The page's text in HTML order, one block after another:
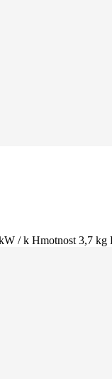
/ k Hmotnost 3,7 kg